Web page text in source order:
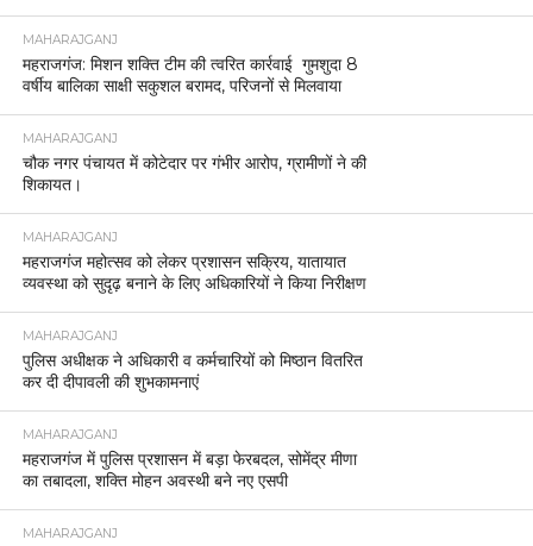
MAHARAJGANJ
महराजगंज: मिशन शक्ति टीम की त्वरित कार्रवाई गुमशुदा 8
वर्षीय बालिका साक्षी सकुशल बरामद, परिजनों से मिलवाया
MAHARAJGANJ
चौक नगर पंचायत में कोटेदार पर गंभीर आरोप, ग्रामीणों ने की
शिकायत।
MAHARAJGANJ
महराजगंज महोत्सव को लेकर प्रशासन सक्रिय, यातायात
व्यवस्था को सुदृढ़ बनाने के लिए अधिकारियों ने किया निरीक्षण
MAHARAJGANJ
पुलिस अधीक्षक ने अधिकारी व कर्मचारियों को मिष्ठान वितरित
कर दी दीपावली की शुभकामनाएं
MAHARAJGANJ
महराजगंज में पुलिस प्रशासन में बड़ा फेरबदल, सोमेंद्र मीणा
का तबादला, शक्ति मोहन अवस्थी बने नए एसपी
MAHARAJGANJ